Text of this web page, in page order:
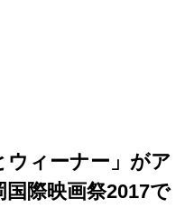
ウィーナー」がア
際映画祭2017で